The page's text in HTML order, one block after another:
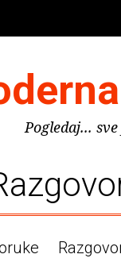
Pogledaj...